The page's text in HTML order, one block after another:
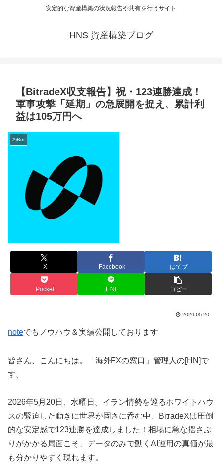
安定的な資産構築の状況報告や共有を行うサイト
HNS 資産構築ブログ
【BitradeX収支報告】祝・123連勝達成！
軍事攻撃「延期」の急展開を捉え、累計利
益は105万円へ
AiBot
X Facebook はてブ
Pocket LINE コピー
2026.05.20
noteでもノウハウ＆実績公開しております
皆さん、こんにちは。「海外FXの窓口」管理人の[HN]で
す。
2026年5月20日、水曜日。イラン情勢を巡るホワイトハウ
スの緊迫した動きに世界が固さに呑む中、BitradeXは圧倒
的な安定感で123連勝を達成しました！相場に急な揺さぶ
りがかかる局面こそ、データのみで動くAI運用の真価が最
も分かりやすく現れます。